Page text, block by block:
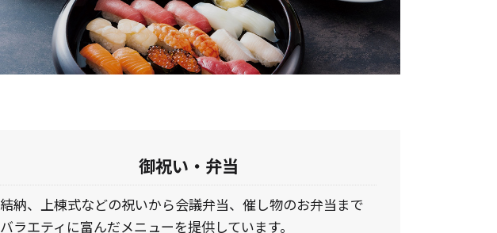
御祝い・弁当
結納、上棟式などの祝いから会議弁当、催し物のお弁当まで
バラエティに富んだメニューを提供しています。